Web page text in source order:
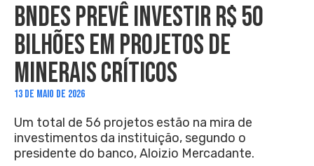
BNDES PREVÊ INVESTIR R$ 50
BILHÕES EM PROJETOS DE
MINERAIS CRÍTICOS
13 DE MAIO DE 2026
Um total de 56 projetos estão na mira de
investimentos da instituição, segundo o
presidente do banco, Aloizio Mercadante.